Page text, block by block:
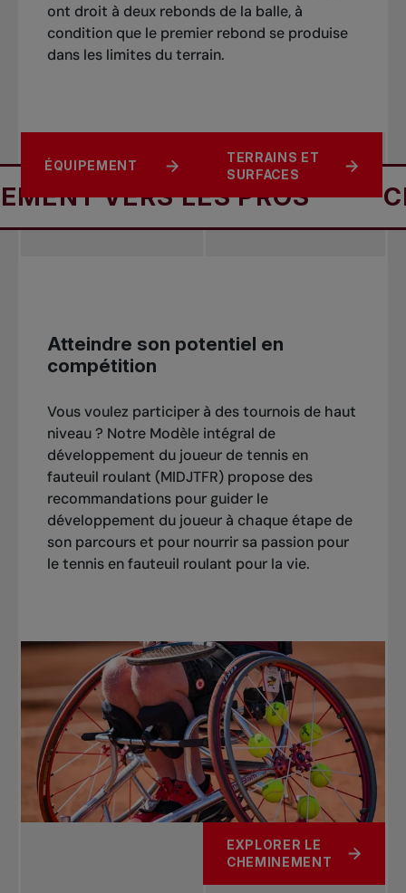
ont droit à deux rebonds de la balle, à
condition que le premier rebond se produise
dans les limites du terrain.
POINTS ET
RÈGLEMENTS
LE LIVRE DES
COUPS
ÉQUIPEMENT
TERRAINS ET
SURFACES
LES PROS
Atteindre son potentiel en
compétition
Vous voulez participer à des tournois de haut
niveau ? Notre Modèle intégral de
développement du joueur de tennis en
fauteuil roulant (MIDJTFR) propose des
recommandations pour guider le
développement du joueur à chaque étape de
son parcours et pour nourrir sa passion pour
le tennis en fauteuil roulant pour la vie.
EXPLORER LE
CHEMINEMENT